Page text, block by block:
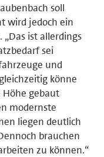
soll
wird jedoch ein
ist allerdings
sei
und
könne
gebaut
modernste
liegen deutlich
brauchen
zu können.“